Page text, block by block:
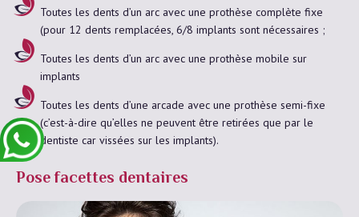
Toutes les dents d’un arc avec une prothèse complète fixe
(pour 12 dents remplacées, 6/8 implants sont nécessaires ;
Toutes les dents d’un arc avec une prothèse mobile sur
implants
Toutes les dents d’une arcade avec une prothèse semi-fixe
(c’est-à-dire qu’elles ne peuvent être retirées que par le
dentiste car vissées sur les implants).
Pose facettes dentaires